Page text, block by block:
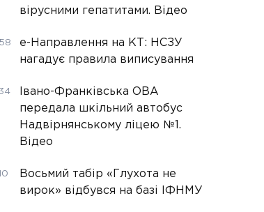
вірусними гепатитами. Відео
е-Направлення на КТ: НСЗУ
нагадує правила виписування
Івано-Франківська ОВА
передала шкільний автобус
Надвірнянському ліцею №1.
Відео
Восьмий табір «Глухота не
вирок» відбувся на базі ІФНМУ